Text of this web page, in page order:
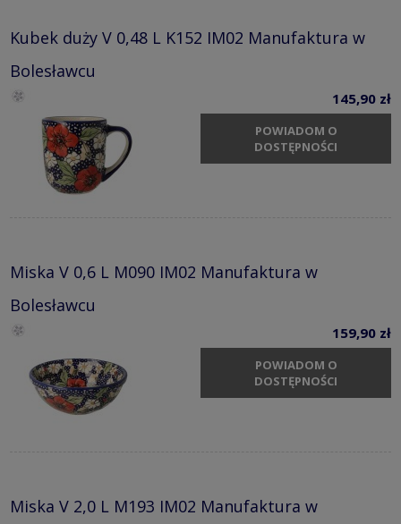
Kubek duży V 0,48 L K152 IM02 Manufaktura w
Bolesławcu
145,90 zł
POWIADOM O
DOSTĘPNOŚCI
Miska V 0,6 L M090 IM02 Manufaktura w
Bolesławcu
159,90 zł
POWIADOM O
DOSTĘPNOŚCI
Miska V 2,0 L M193 IM02 Manufaktura w